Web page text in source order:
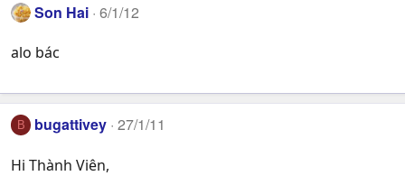
Son Hai 6/1/12
alo bác
B bugattivey 27/1/11
Hi Thành Viên,